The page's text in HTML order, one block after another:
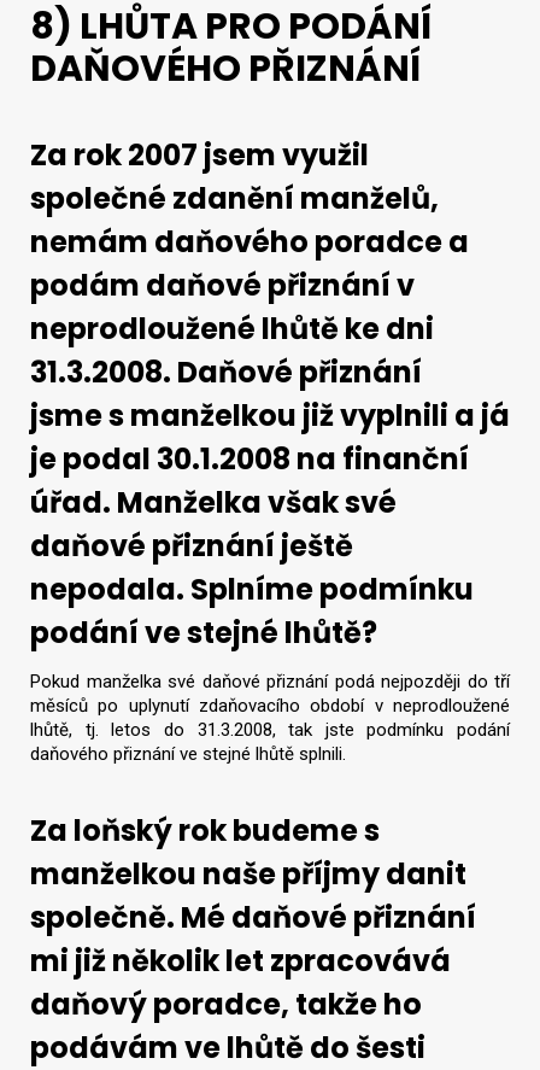
8) LHŮTA PRO PODÁNÍ
DAŇOVÉHO PŘIZNÁNÍ
Za rok 2007 jsem využil
společné zdanění manželů,
nemám daňového poradce a
podám daňové přiznání v
neprodloužené lhůtě ke dni
31.3.2008. Daňové přiznání
jsme s manželkou již vyplnili a já
je podal 30.1.2008 na finanční
úřad. Manželka však své
daňové přiznání ještě
nepodala. Splníme podmínku
podání ve stejné lhůtě?
Pokud manželka své daňové přiznání podá nejpozději do tří
měsíců po uplynutí zdaňovacího období v neprodloužené
lhůtě, tj. letos do 31.3.2008, tak jste podmínku podání
daňového přiznání ve stejné lhůtě splnili.
Za loňský rok budeme s
manželkou naše příjmy danit
společně. Mé daňové přiznání
mi již několik let zpracovává
daňový poradce, takže ho
podávám ve lhůtě do šesti